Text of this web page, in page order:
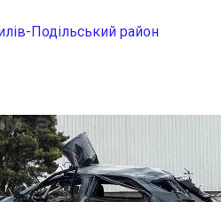
Подільський район